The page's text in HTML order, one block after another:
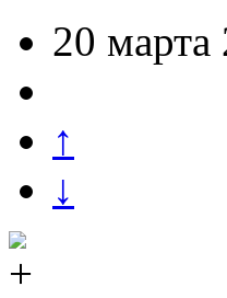
20 марта
↑
↓